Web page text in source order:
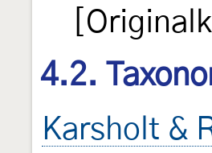
4.2.
Karsholt &